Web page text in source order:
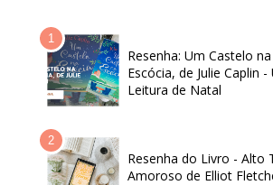
Resenha: Um Castelo na
Escócia, de Julie Caplin -
Leitura de Natal
Resenha do Livro - Alto
Amoroso de Elliot